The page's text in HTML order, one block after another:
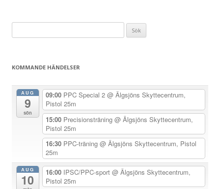
a
efter:
KOMMANDE HÄNDELSER
AUG
9
sön
09:00 PPC Special 2 @ Älgsjöns Skyttecentrum,
Pistol 25m
15:00 Precisionsträning @ Älgsjöns Skyttecentrum,
Pistol 25m
16:30 PPC-träning @ Älgsjöns Skyttecentrum, Pistol
25m
AUG
10
16:00 IPSC/PPC-sport @ Älgsjöns Skyttecentrum,
Pistol 25m